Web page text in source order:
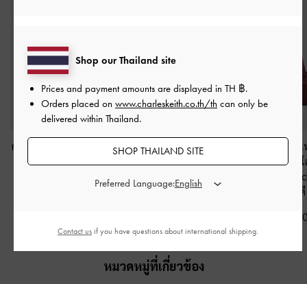
กระเป๋าสะพายไหล่ดีไซน์
แบบสานรุ่น Ivette
กระเป๋าโท้ทดีไซน์ทรง
สีไวน์เบอร์รี่เรด
กระเป๋าสะพาย
ยาวดีไซน์ช่อง
หลายช่องรุ่น
เบอร์กันดี
฿3,390.00
หมวดหมู่ที่เกี่ยวข้อง
Shop our Thailand site
Prices and payment amounts are displayed in TH ฿.
Orders placed on www.charleskeith.co.th/th can only be
delivered within Thailand.
SHOP THAILAND SITE
Preferred Language:
Contact us if you have questions about international shipping.